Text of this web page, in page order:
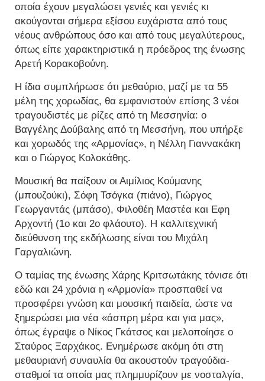
οποία έχουν μεγαλώσει γενιές και γενιές κι
ακούγονται σήμερα εξίσου ευχάριστα από τους
νέους ανθρώπους όσο και από τους μεγαλύτερους,
όπως είπε χαρακτηριστικά η πρόεδρος της ένωσης
Αρετή Κορακοβούνη.
Η ίδια συμπλήρωσε ότι μεθαύριο, μαζί με τα 55
μέλη της χορωδίας, θα εμφανιστούν επίσης 3 νέοι
τραγουδιστές με ρίζες από τη Μεσσηνία: ο
Βαγγέλης Δούβαλης από τη Μεσσήνη, που υπήρξε
και χορωδός της «Αρμονίας», η Νέλλη Γιαννακάκη
και ο Γιώργος Κολοκάθης.
Μουσική θα παίξουν οι Αιμίλιος Κούμανης
(μπουζούκι), Σόφη Τσόγκα (πιάνο), Γιώργος
Γεωργαντάς (μπάσο), Φιλοθέη Μαστέα και Εφη
Αρχοντή (1ο και 2ο φλάουτο). Η καλλιτεχνική
διεύθυνση της εκδήλωσης είναι του Μιχάλη
Γαργαλιώνη.
Ο ταμίας της ένωσης Χάρης Κριτσωτάκης τόνισε ότι
εδώ και 24 χρόνια η «Αρμονία» προσπαθεί να
προσφέρει γνώση και μουσική παιδεία, ώστε να
ξημερώσει μια νέα «άσπρη μέρα και για μας»,
όπως έγραψε ο Νίκος Γκάτσος και μελοποίησε ο
Σταύρος Ξαρχάκος. Ενημέρωσε ακόμη ότι στη
μεθαυριανή συναυλία θα ακουστούν τραγούδια-
σταθμοί τα οποία μας πλημμυρίζουν με νοσταλγία,